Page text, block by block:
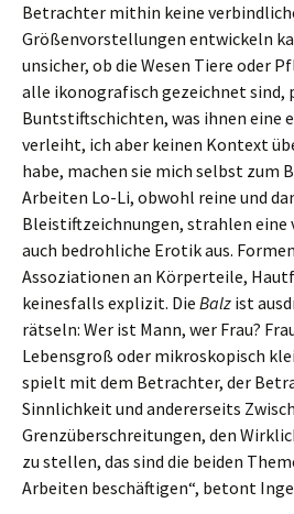
Betrachter mithin keine
Größenvorstellungen entwickeln
unsicher, ob die Wesen Tiere oder
alle ikonografisch gezeichnet
Buntstiftschichten, was ihnen eine
verleiht, ich aber keinen Kontext
habe, machen sie mich selbst zum
Arbeiten Lo-Li, obwohl reine und
Bleistiftzeichnungen, strahlen eine
auch bedrohliche Erotik aus.
Assoziationen an Körperteile,
keinesfalls explizit. Die Balz ist
rätseln: Wer ist Mann, wer Frau?
Lebensgroß oder mikroskopisch
spielt mit dem Betrachter, der
Sinnlichkeit und andererseits
Grenzüberschreitungen, den
zu stellen, das sind die beiden
Arbeiten beschäftigen“, betont